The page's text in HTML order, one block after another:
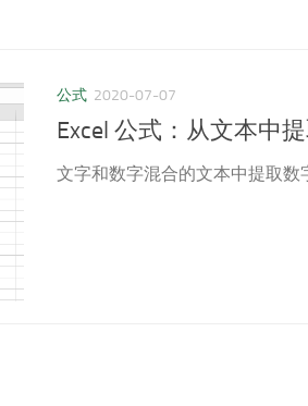
公式 2020-07-07
Excel 公式：从文本中
文字和数字混合的文本中提取数